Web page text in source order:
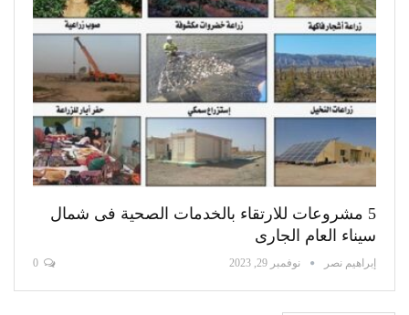
5 مشروعات للارتقاء بالخدمات الصحية فى شمال
سيناء العام الجارى
إبراهيم نصر نوفمبر 29, 2023